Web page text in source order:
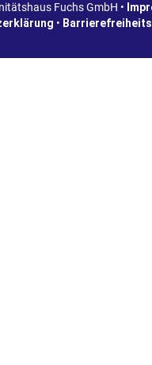
Fuchs GmbH •
•